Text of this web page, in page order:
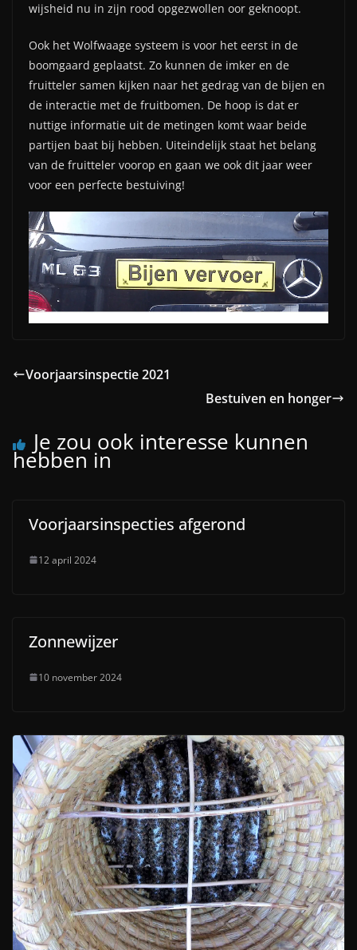
wijsheid nu in zijn rood opgezwollen oor geknoopt.
Ook het Wolfwaage systeem is voor het eerst in de
boomgaard geplaatst. Zo kunnen de imker en de
fruitteler samen kijken naar het gedrag van de bijen en
de interactie met de fruitbomen. De hoop is dat er
nuttige informatie uit de metingen komt waar beide
partijen baat bij hebben. Uiteindelijk staat het belang
van de fruitteler voorop en gaan we ook dit jaar weer
voor een perfecte bestuiving!
Voorjaarsinspectie 2021
Bestuiven en honger
Je zou ook interesse kunnen
hebben in
Voorjaarsinspecties afgerond
12 april 2024
Zonnewijzer
10 november 2024